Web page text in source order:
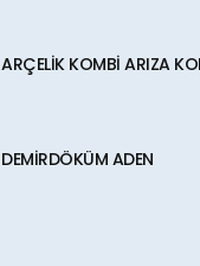
ARÇELIK KOMBI ARIZA
DEMIRDÖKÜM ADEN